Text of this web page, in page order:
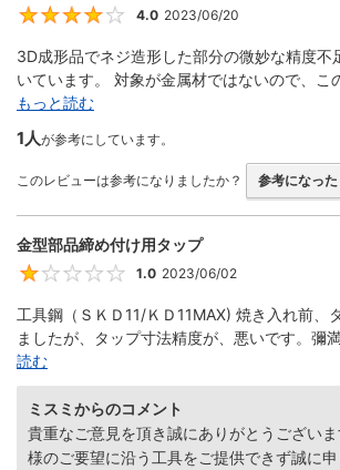
4
4.0 2023/06/20
3D成形品でネジ造形した部分の微妙な精度不
いています。 対象が金属材ではないので、こ
もっと読む
1人が参考にしています。
このレビューは参考になりましたか？ 参考になった
金型部品締め付け用タップ
1
1.0 2023/06/02
工具鋼（ＳＫＤ11/ＫＤ11MAX) 焼き入れ前、
ましたが、タップ寸法精度が、悪いです。彌
読む
ミスミからのコメント
貴重なご意見を頂き誠にありがとうござい
様のご要望に沿う工具をご提供できず誠に